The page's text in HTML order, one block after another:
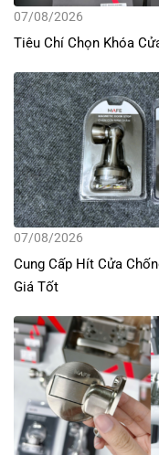
07/08/2026
Tiêu Chí Chọn Khóa
07/08/2026
Cung Cấp Hít Cửa
Giá Tốt